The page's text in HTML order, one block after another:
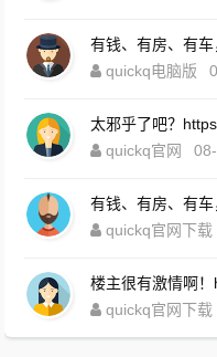
quickq电脑版
太邪乎了吧？
quickq官网
quickq官网下载
楼主很有激情啊
quickq官网下载